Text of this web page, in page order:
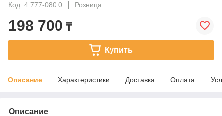
Код: 4.777-080.0
Розница
198 700 ₸
Купить
Описание Характеристики Доставка Оплата
Описание